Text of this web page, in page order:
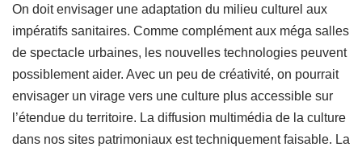
On doit envisager une adaptation du milieu culturel aux
impératifs sanitaires. Comme complément aux méga salles
de spectacle urbaines, les nouvelles technologies peuvent
possiblement aider. Avec un peu de créativité, on pourrait
envisager un virage vers une culture plus accessible sur
l’étendue du territoire. La diffusion multimédia de la culture
dans nos sites patrimoniaux est techniquement faisable. La